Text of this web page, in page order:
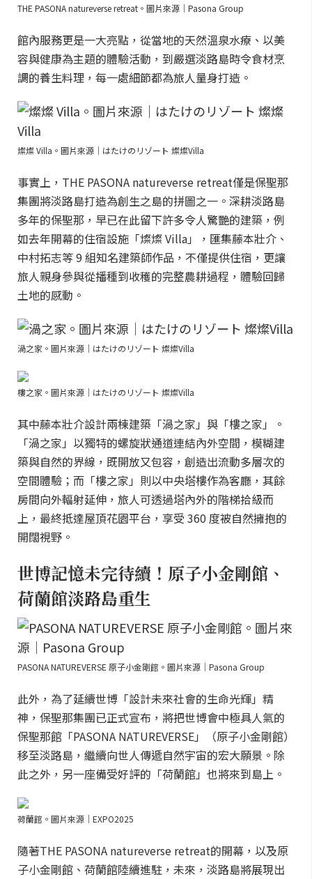
THE PASONA natureverse retreat。圖片來源｜Pasona Group
館內服務更是一大亮點，從當地的天然溫泉水療、以美
容與健康為主題的體驗活動，到嚴選淡路島時令食材烹
調的養生料理，每一處細節都為旅人量身打造。
燦燦 Villa。圖片來源｜はたけのリゾート 燦燦Villa
事實上，THE PASONA natureverse retreat僅是保聖那
集團將淡路島打造為創生之島的拼圖之一。深耕淡路島
多年的保聖那，早已在此留下許多令人驚艷的建築，例
如去年開幕的住宿設施「燦燦 Villa」，匯集藤本壯介、
中村拓志等 9 組知名建築師作品，不僅提供住宿，更讓
旅人親身參與從播種到收穫的完整農耕過程，體驗回歸
土地的感動。
渦之家。圖片來源｜はたけのリゾート 燦燦Villa
樓之家。圖片來源｜はたけのリゾート 燦燦Villa
其中藤本壯介設計兩棟建築「渦之家」與「樓之家」。
「渦之家」以獨特的螺旋狀通道連結內外空間，模糊建
築與自然的界線，既開放又包容，創造出流動多層次的
空間體驗；而「樓之家」則以中央塔樓作為客廳，其餘
房間向外輻射延伸，旅人可透過塔內外的階梯拾級而
上，最終抵達屋頂花園平台，享受 360 度被自然擁抱的
開闊視野。
世博記憶未完待續！原子小金剛館、
荷蘭館淡路島重生
PASONA NATUREVERSE 原子小金剛館。圖片來源｜Pasona Group
此外，為了延續世博「設計未來社會的生命光輝」精
神，保聖那集團已正式宣布，將把世博會中極具人氣的
保聖那館「PASONA NATUREVERSE」（原子小金剛館）
移至淡路島，繼續向世人傳遞自然宇宙的宏大願景。除
此之外，另一座備受好評的「荷蘭館」也將來到島上。
荷蘭館。圖片來源｜EXPO2025
隨著THE PASONA natureverse retreat的開幕，以及原
子小金剛館、荷蘭館陸續進駐，未來，淡路島將展現出